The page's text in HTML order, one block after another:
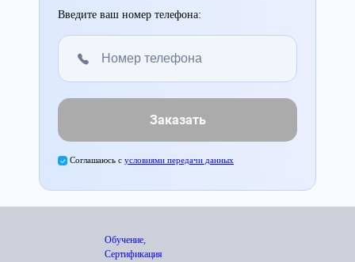
Введите ваш номер телефона:
Заказать
Соглашаюсь с условиями передачи данных
Обучение,
Сертификация